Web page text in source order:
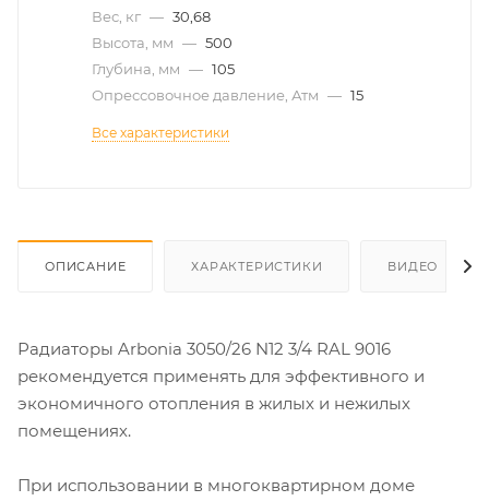
Вес, кг — 30,68
Высота, мм — 500
Глубина, мм — 105
Опрессовочное давление, Атм — 15
Все характеристики
ОПИСАНИЕ ХАРАКТЕРИСТИКИ ВИДЕО
Радиаторы Arbonia 3050/26 N12 3/4 RAL 9016
рекомендуется применять для эффективного и
экономичного отопления в жилых и нежилых
помещениях.
При использовании в многоквартирном доме